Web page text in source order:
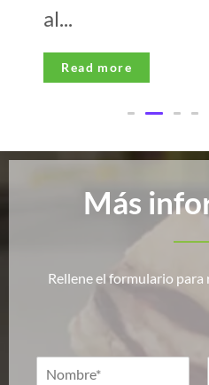
al...
Read more
Más
Rellene el formulario